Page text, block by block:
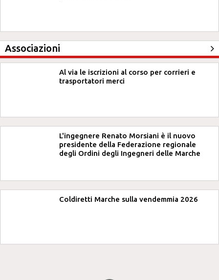
Associazioni
Al via le iscrizioni al corso per corrieri e
trasportatori merci
L'ingegnere Renato Morsiani è il nuovo
presidente della Federazione regionale
degli Ordini degli Ingegneri delle Marche
Coldiretti Marche sulla vendemmia 2026